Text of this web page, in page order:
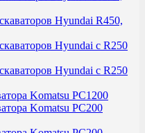
Hyundai R450,
Hyundai с R250
Hyundai с R250
Komatsu PC1200
Komatsu PC200